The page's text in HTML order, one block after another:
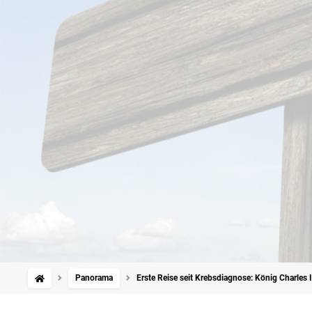
Panorama Erste Reise seit Krebsdiagnose: König